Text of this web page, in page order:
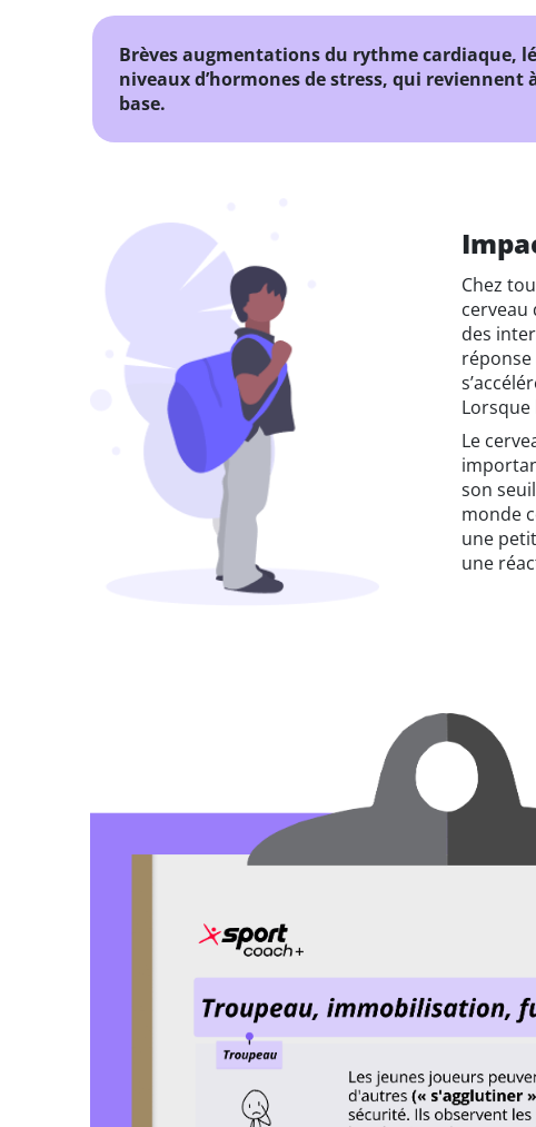
Brèves augmentations du rythme cardiaque,
niveaux d’hormones de stress, qui reviennent
base.
Chez
cerveau
des
Lorsque
Le
son
monde
une
une